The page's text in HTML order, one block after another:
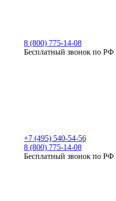
8 (800) 775-14-08
Бесплатный звонок по РФ
+7 (495) 540-54-56
8 (800) 775-14-08
Бесплатный звонок по РФ